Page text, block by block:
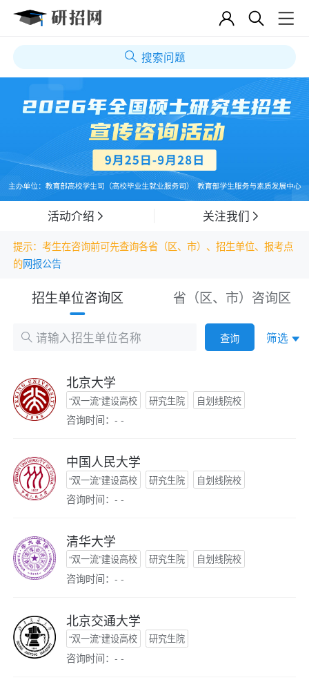
搜索问题
活动介绍 关注我们
提示：考生在咨询前可先查询各省（区、市）、招生单位、报考点
的网报公告
招生单位咨询区 省（区、市）咨询区
查询 筛选
北京大学
“双一流”建设高校 研究生院 自划线院校
咨询时间：- -
中国人民大学
“双一流”建设高校 研究生院 自划线院校
咨询时间：- -
清华大学
“双一流”建设高校 研究生院 自划线院校
咨询时间：- -
北京交通大学
“双一流”建设高校 研究生院
咨询时间：- -